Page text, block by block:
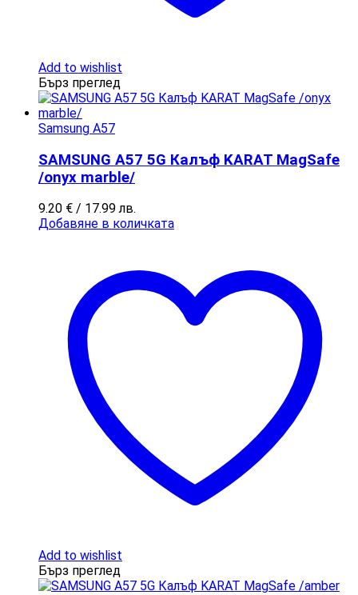
Add to wishlist
Бърз преглед
Samsung A57
SAMSUNG A57 5G Калъф KARAT MagSafe
/onyx marble/
9.20 € / 17.99 лв.
Добавяне в количката
Add to wishlist
Бърз преглед